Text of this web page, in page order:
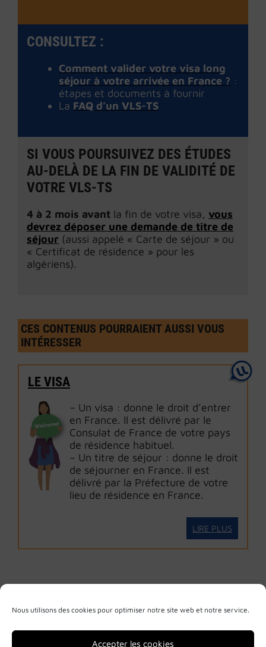
Nous utilisons des cookies pour optimiser notre site web et notre service.
Accepter les cookies
CONSULTEZ :
Comment valider votre visa long
séjour à votre arrivée en France ? :
étapes et documents à fournir
La FAQ d’un VLS-TS
SI VOUS POURSUIVEZ DES ÉTUDES
AU-DELÀ DE LA FIN DE VALIDITÉ DE
VOTRE VLS-TS
4 à 2 mois avant la fin de votre visa, vous
devrez déposer une demande de titre de
séjour (aussi appelé « Carte de séjour » ou
« Certificat de résidence » pour les
algériens).
CES CONTENUS POURRAIENT AUSSI VOUS
INTÉRESSER
LE VISA
– Un visa : donne le droit d’entrer
en France. Il est délivré par le
Consulat de France de votre pays
de résidence habituel.
– Un titre de séjour : donne le droit
de séjourner en France. Il est
délivré par la Préfecture de votre
lieu de résidence en France.
LIRE PLUS